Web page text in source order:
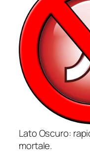
Lato Oscuro:
mortale.